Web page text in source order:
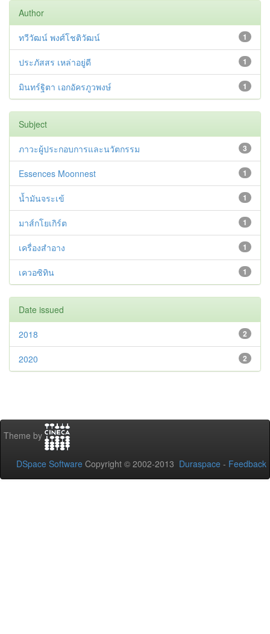
Author
1
ทวีวัฒน์ พงศ์โชติวัฒน์
1
ประภัสสร เหล่าอยู่ดี
1
มินทร์ฐิตา เอกอัครภูวพงษ์
Subject
3
ภาวะผู้ประกอบการและนวัตกรรม
1
Essences Moonnest
1
น้ำมันจระเข้
1
มาส์กโยเกิร์ต
1
เครื่องสำอาง
1
เควอซิทิน
Date issued
2
2018
2
2020
Theme by
DSpace Software Copyright © 2002-2013 Duraspace - Feedback